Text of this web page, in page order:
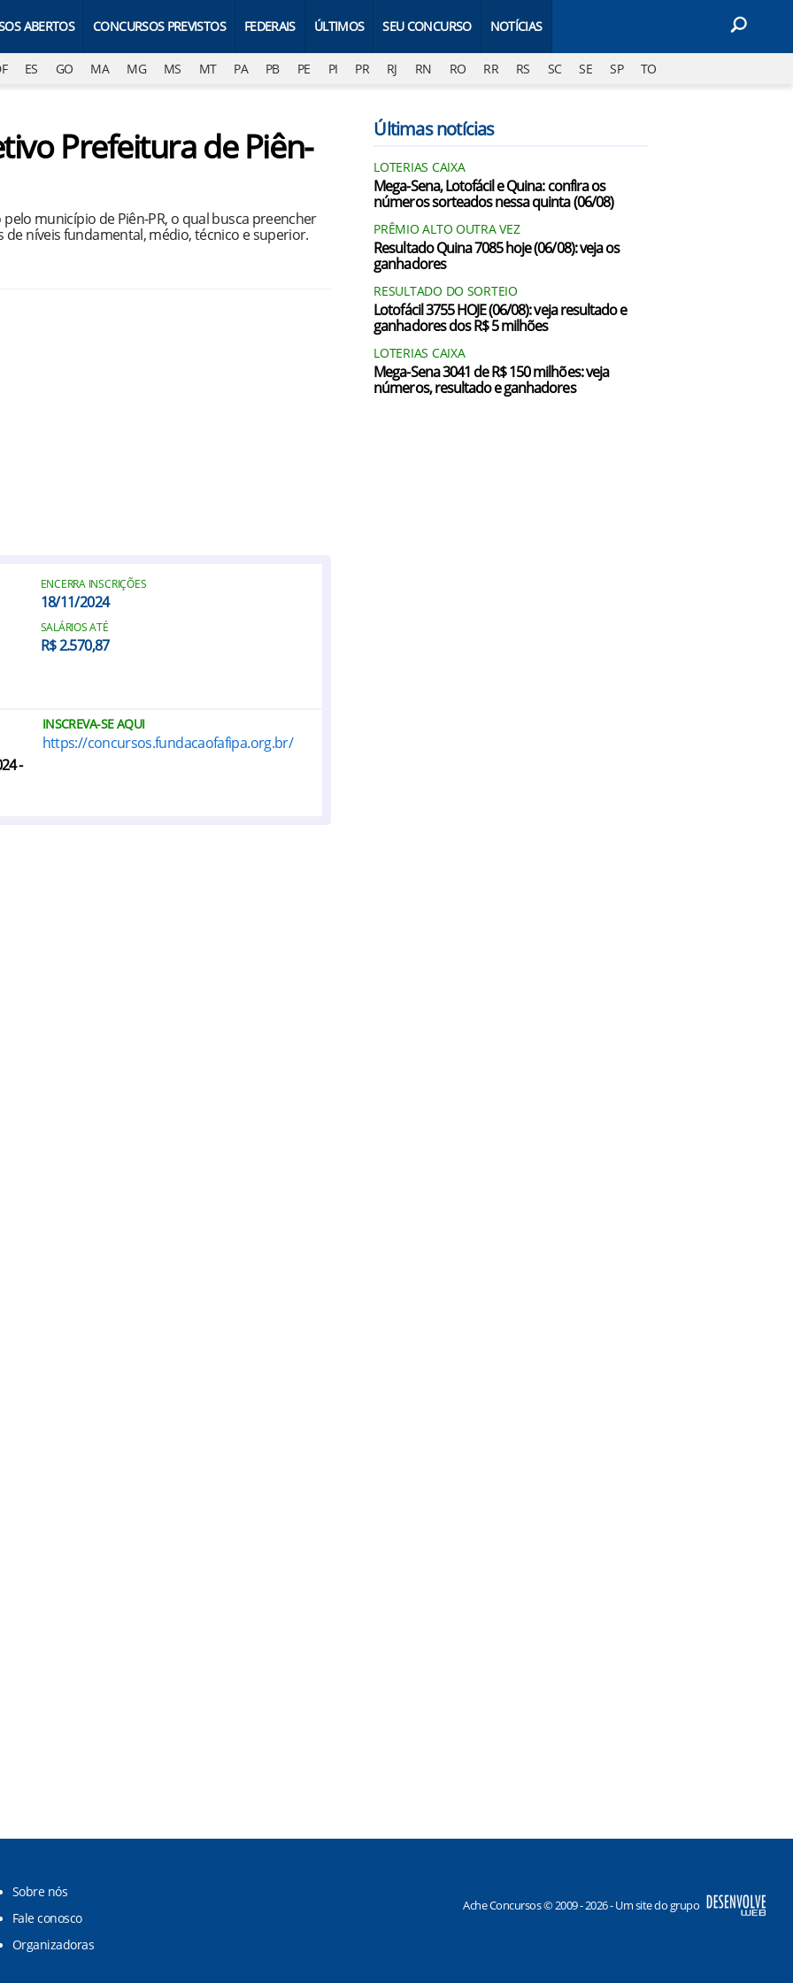
ABERTOS CONCURSOS PREVISTOS FEDERAIS ÚLTIMOS SEU CONCURSO NOTÍCIAS
ES GO MA MG MS MT PA PB PE PI PR RJ RN RO RR RS SC SE SP TO
Prefeitura de Piên-
município de Piên-PR, o qual busca preencher
níveis fundamental, médio, técnico e superior.
ENCERRA INSCRIÇÕES
18/11/2024
SALÁRIOS ATÉ
R$ 2.570,87
-
INSCREVA-SE AQUI
https://concursos.fundacaofafipa.org.br/
Últimas notícias
LOTERIAS CAIXA
Mega-Sena, Lotofácil e Quina: confira os
números sorteados nessa quinta (06/08)
PRÊMIO ALTO OUTRA VEZ
Resultado Quina 7085 hoje (06/08): veja os
ganhadores
RESULTADO DO SORTEIO
Lotofácil 3755 HOJE (06/08): veja resultado e
ganhadores dos R$ 5 milhões
LOTERIAS CAIXA
Mega-Sena 3041 de R$ 150 milhões: veja
números, resultado e ganhadores
Sobre nós
Fale conosco
Organizadoras
Ache Concursos © 2009 - 2026 - Um site do grupo